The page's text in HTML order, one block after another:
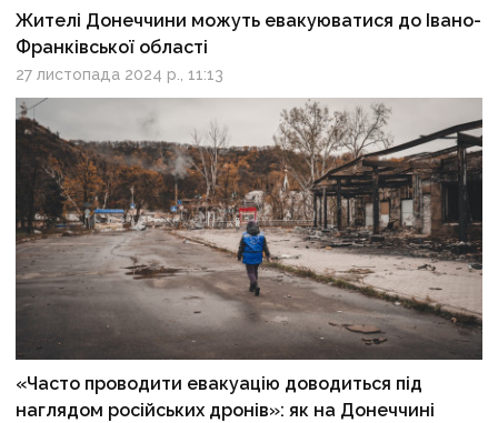
Жителі Донеччини можуть евакуюватися до Івано-
Франківської області
27 листопада 2024 р., 11:13
«Часто проводити евакуацію доводиться під
наглядом російських дронів»: як на Донеччині